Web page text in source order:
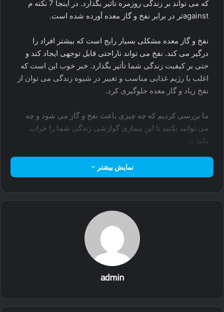
که می تواند بر زندگی روزمره تأثیر بگذارد. در اینجا 7 نکته م
againstثر در برابر نفخ و گاز معده آورده شده است.
نفخ و گاز معده مشکلی بسیار رایج است که بیشتر افراد را
درگیر می کند. نفخ می تواند ناراحتی قابل توجهی ایجاد کند و
حتی بر کیفیت زندگی شما تأثیر بگذارد. خبر خوب این است که
اغلب با رژیم غذایی مناسب و تغییر در شیوه زندگی می توان از
نفخ زیاد و گاز معده جلوگیری کرد.
ما بررسی کردیم که چه چیزی باعث نفخ و گاز می شود و چه
می توانید بکنید تا این بیماری گوارشی زندگی شما را خراب
نکند …
نمایش بیشتر
admin